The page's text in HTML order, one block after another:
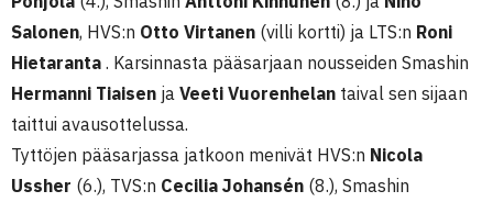
Salonen, HVS:n Otto Virtanen (villi kortti) ja LTS:n Roni
Hietaranta . Karsinnasta pääsarjaan nousseiden Smashin
Hermanni Tiaisen ja Veeti Vuorenhelan taival sen sijaan
taittui avausottelussa.
Tyttöjen pääsarjassa jatkoon menivät HVS:n Nicola
Ussher (6.), TVS:n Cecilia Johansén (8.), Smashin